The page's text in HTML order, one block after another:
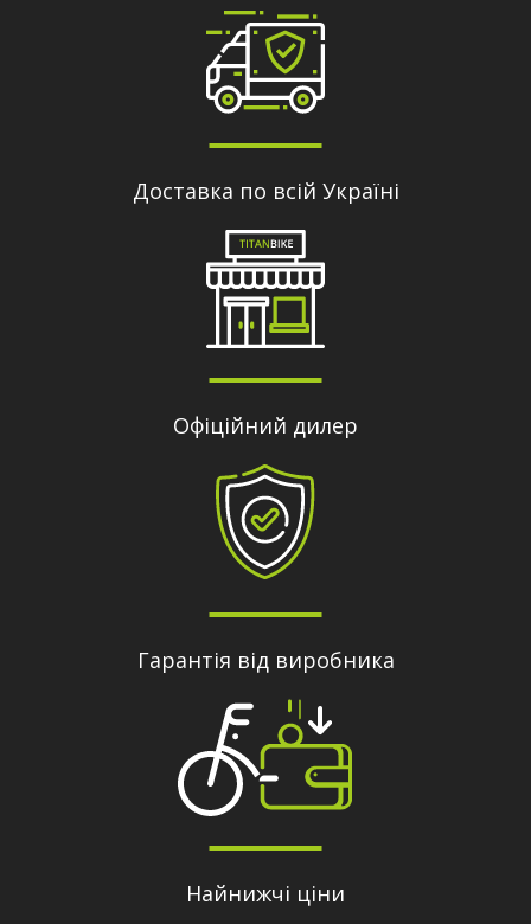
Доставка по всій Україні
Офіційний дилер
Гарантія від виробника
Найнижчі ціни